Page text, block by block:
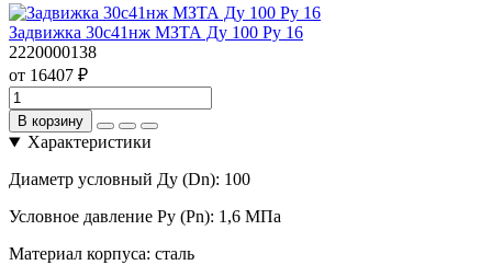
Задвижка 30с41нж МЗТА Ду 100 Ру 16
2220000138
от 16407 ₽
В корзину
Характеристики
Диаметр условный Ду (Dn): 100
Условное давление Ру (Pn): 1,6 МПа
Материал корпуса: сталь